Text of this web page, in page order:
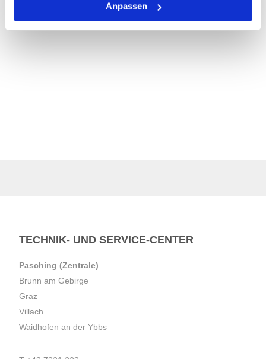
Anpassen
TECHNIK- UND SERVICE-CENTER
Pasching (Zentrale)
Brunn am Gebirge
Graz
Villach
Waidhofen an der Ybbs